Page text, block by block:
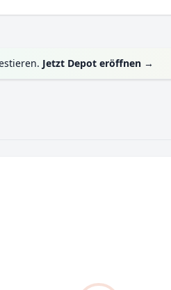
Jetzt Depot eröffnen →